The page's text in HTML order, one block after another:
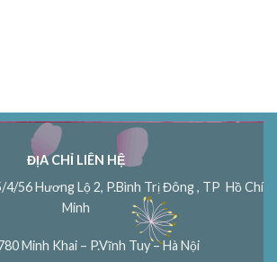
ĐỊA CHỈ LIÊN HỆ
4/56 Hương Lộ 2, P.Bình Trị Đông , TP Hồ Chí
Minh
Minh Khai – P.Vĩnh Tuy – Hà Nội